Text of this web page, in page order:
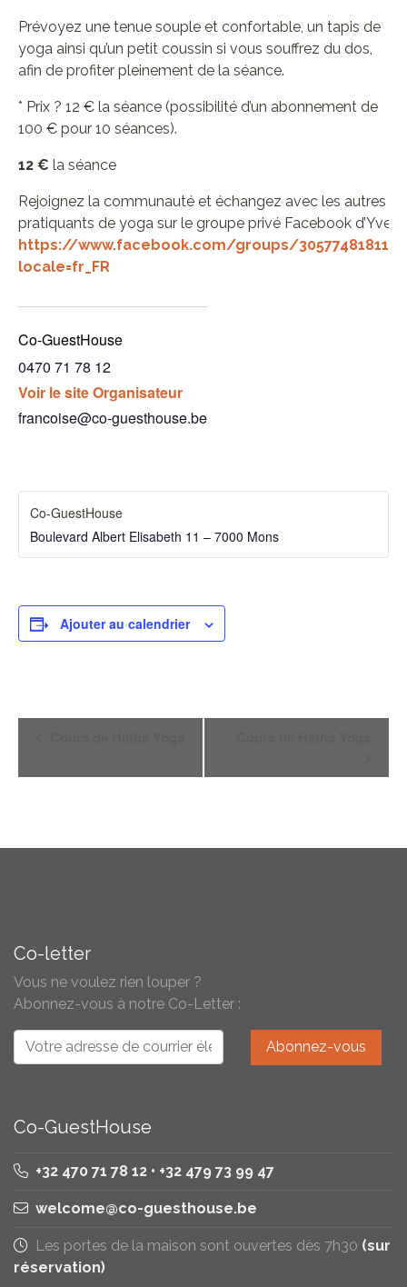
Prévoyez une tenue souple et confortable, un tapis de
yoga ainsi qu’un petit coussin si vous souffrez du dos,
afin de profiter pleinement de la séance.
* Prix ? 12 € la séance (possibilité d’un abonnement de
100 € pour 10 séances).
12 € la séance
Rejoignez la communauté et échangez avec les autres
pratiquants de yoga sur le groupe privé Facebook d’Yves :
https://www.facebook.com/groups/
locale=fr_FR
Co-GuestHouse
0470 71 78 12
Voir le site Organisateur
francoise@co-guesthouse.be
Co-GuestHouse
Boulevard Albert Elisabeth 11 – 7000 Mons
Ajouter au calendrier
Co-letter
Vous ne voulez rien louper ?
Abonnez-vous à notre Co-Letter :
Co-GuestHouse
+32 470 71 78 12 • +32 479 73 99 47
welcome@co-guesthouse.be
Les portes de la maison sont ouvertes dès 7h30 (sur
réservation)